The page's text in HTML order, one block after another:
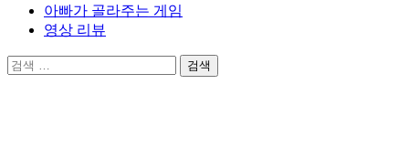
아빠가 골라주는 게임
영상 리뷰
검